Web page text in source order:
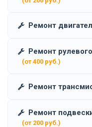
Ремонт
Ремонт
(от 400 руб.)
Ремонт
Ремонт
(от 200 руб.)